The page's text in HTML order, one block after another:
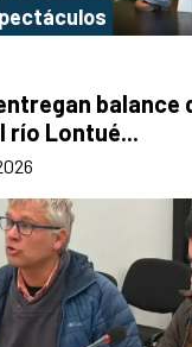
balance
río Lontué...